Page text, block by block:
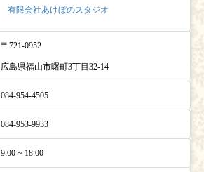
有限会社あけぼのスタジオ
〒721-0952
広島県福山市曙町3丁目32-14
084-954-4505
084-953-9933
9:00 ~ 18:00